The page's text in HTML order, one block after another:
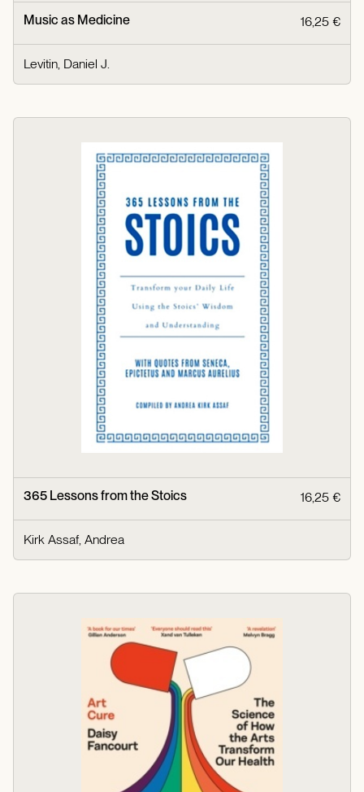
Music as Medicine 16,25 €
Levitin, Daniel J.
365 Lessons from the Stoics 16,25 €
Kirk Assaf, Andrea